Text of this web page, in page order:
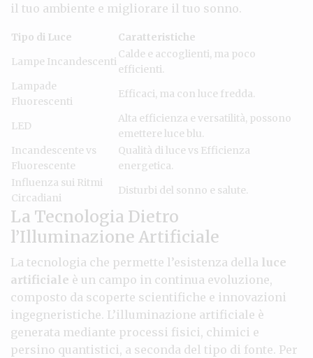
il tuo ambiente e migliorare il tuo sonno.
Tipo di Luce
Caratteristiche
Lampe Incandescenti
Calde e accoglienti, ma poco
efficienti.
Lampade
Fluorescenti
Efficaci, ma con luce fredda.
LED
Alta efficienza e versatilità, possono
emettere luce blu.
Incandescente vs
Fluorescente
Qualità di luce vs Efficienza
energetica.
Influenza sui Ritmi
Circadiani
Disturbi del sonno e salute.
La Tecnologia Dietro
l’Illuminazione Artificiale
La tecnologia che permette l’esistenza della luce
artificiale è un campo in continua evoluzione,
composto da scoperte scientifiche e innovazioni
ingegneristiche. L’illuminazione artificiale è
generata mediante processi fisici, chimici e
persino quantistici, a seconda del tipo di fonte. Per